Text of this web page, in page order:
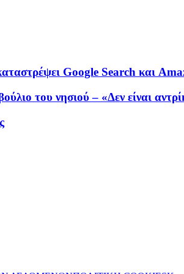
Google Search και
του νησιού – «Δεν είναι